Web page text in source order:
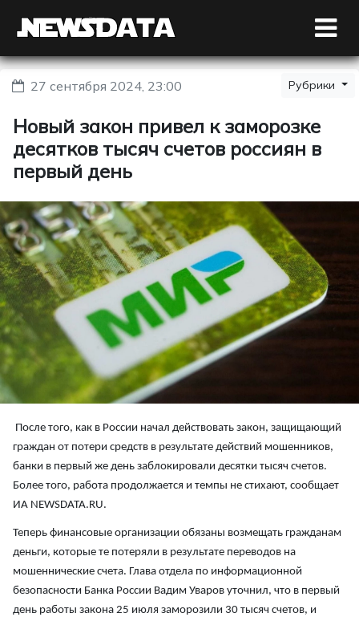
27 сентября 2024, 23:00 Рубрики
Новый закон привел к заморозке
десятков тысяч счетов россиян в
первый день
После того, как в России начал действовать закон, защищающий
граждан от потери средств в результате действий мошенников,
банки в первый же день заблокировали десятки тысяч счетов.
Более того, работа продолжается и темпы не стихают, сообщает
ИА NEWSDATA.RU.
Теперь финансовые организации обязаны возмещать гражданам
деньги, которые те потеряли в результате переводов на
мошеннические счета. Глава отдела по информационной
безопасности Банка России Вадим Уваров уточнил, что в первый
день работы закона 25 июля заморозили 30 тысяч счетов, и